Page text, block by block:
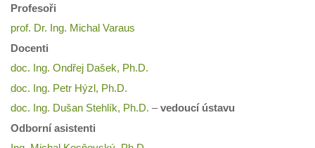
Profesoři
prof. Dr. Ing. Michal Varaus
Docenti
doc. Ing. Ondřej Dašek, Ph.D.
doc. Ing. Petr Hýzl, Ph.D.
doc. Ing. Dušan Stehlík, Ph.D. –vedoucí ústavu
Odborní asistenti